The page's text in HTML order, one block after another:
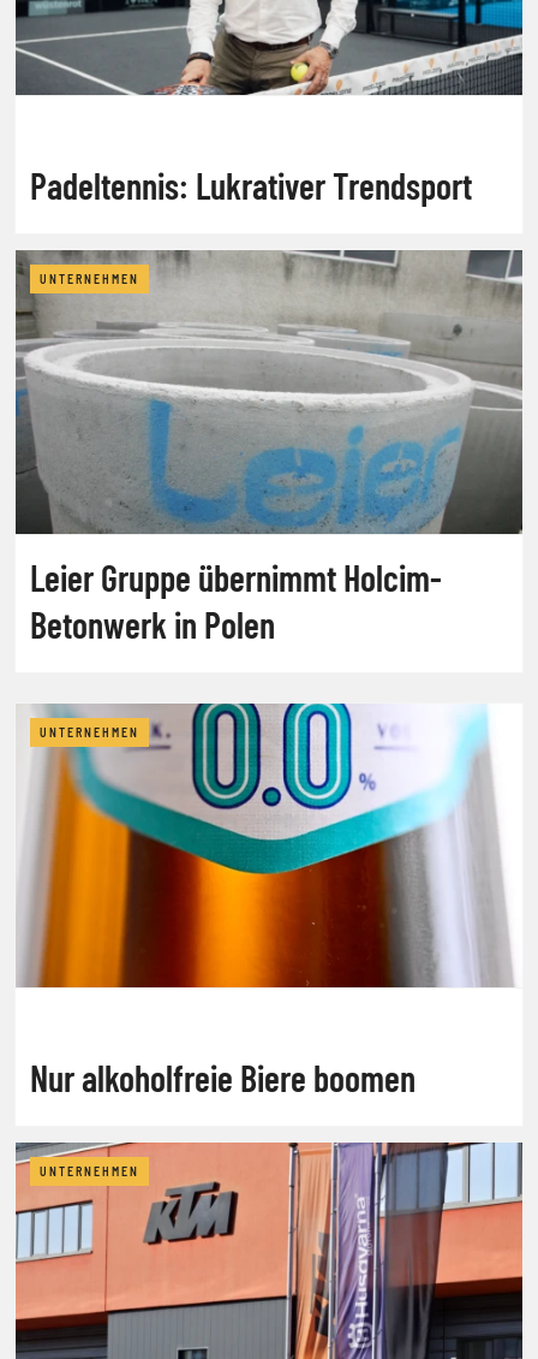
Padeltennis: Lukrativer Trendsport
UNTERNEHMEN
Leier Gruppe übernimmt Holcim-
Betonwerk in Polen
UNTERNEHMEN
Nur alkoholfreie Biere boomen
UNTERNEHMEN